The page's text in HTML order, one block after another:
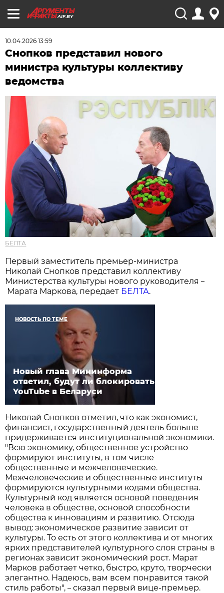
AIF.BY
10.04.2026 13:59
Снопков представил нового
министра культуры коллективу
ведомства
БЕЛТА
Первый заместитель премьер-министра
Николай Снопков представил коллективу
Министерства культуры нового руководителя–
Марата Маркова, передает БЕЛТА.
НОВОСТЬ ПО ТЕМЕ
Новый глава Мининформа
ответил, будут ли блокировать
YouTube в Беларуси
Николай Снопков отметил, что как экономист,
финансист, государственный деятель больше
придерживается институциональной экономики.
"Всю экономику, общественное устройство
формируют институты, в том числе
общественные и межчеловеческие.
Межчеловеческие и общественные институты
формируются культурными кодами общества.
Культурный код является основой поведения
человека в обществе, основой способности
общества к инновациям и развитию. Отсюда
вывод: экономическое развитие зависит от
культуры. То есть от этого коллектива и от многих
ярких представителей культурного слоя страны в
регионах зависит экономический рост. Марат
Марков работает четко, быстро, круто, творчески
элегантно. Надеюсь, вам всем понравится такой
стиль работы",– сказал первый вице-премьер.